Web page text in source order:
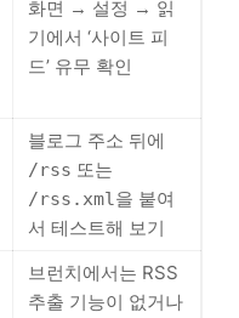
화면 → 설정 → 읽
기에서 ‘사이트 피
드’ 유무 확인
블로그 주소 뒤에
/rss 또는
/rss.xml을 붙여
서 테스트해 보기
브런치에서는 RSS
추출 기능이 없거나